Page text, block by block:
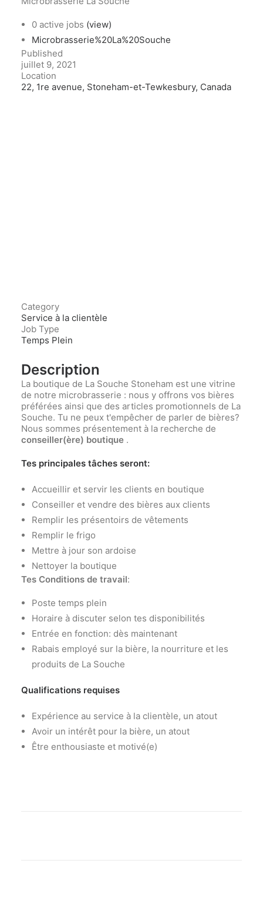
0 active jobs (view)
Microbrasserie%20La%20Souche
Published
juillet 9, 2021
Location
22, 1re avenue, Stoneham-et-Tewkesbury, Canada
Category
Service à la clientèle
Job Type
Temps Plein
Description
La boutique de La Souche Stoneham est une vitrine
de notre microbrasserie : nous y offrons vos bières
préférées ainsi que des articles promotionnels de La
Souche. Tu ne peux t'empêcher de parler de bières?
Nous sommes présentement à la recherche de
conseiller(ère) boutique .
Tes principales tâches seront:
Accueillir et servir les clients en boutique
Conseiller et vendre des bières aux clients
Remplir les présentoirs de vêtements
Remplir le frigo
Mettre à jour son ardoise
Nettoyer la boutique
Tes Conditions de travail:
Poste temps plein
Horaire à discuter selon tes disponibilités
Entrée en fonction: dès maintenant
Rabais employé sur la bière, la nourriture et les
produits de La Souche
Qualifications requises
Expérience au service à la clientèle, un atout
Avoir un intérêt pour la bière, un atout
Être enthousiaste et motivé(e)